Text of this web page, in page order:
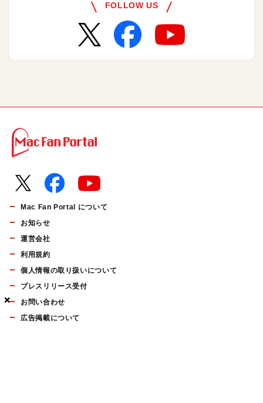
×
×
×
FOLLOW US
Mac Fan Portal について
お知らせ
運営会社
利用規約
個人情報の取り扱いについて
プレスリリース受付
お問い合わせ
広告掲載について